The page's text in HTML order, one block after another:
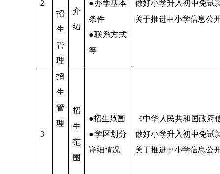
2
招
生
管
理
招
生
管
理
介
绍
●办学基本
条件
●联系方式
等
做好小学升入初中免试
关于推进中小学信息公
3
招
生
范
围
●招生范围
●学区划分
详细情况
《中华人民共和国政
做好小学升入初中免试
关于推进中小学信息公